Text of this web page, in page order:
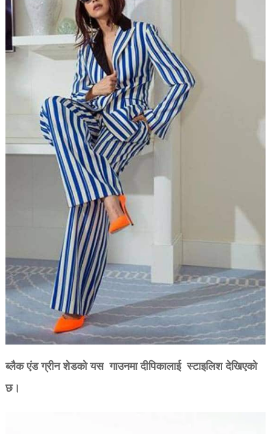
ब्लैक एंड ग्रीन शेडको यस गाउनमा दीपि‍कालाई स्टाइल‍िश देखिएको
छ।